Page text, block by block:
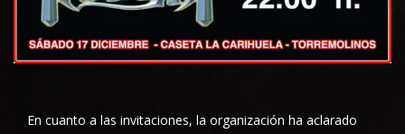
En cuanto a las invitaciones, la organización ha aclarado